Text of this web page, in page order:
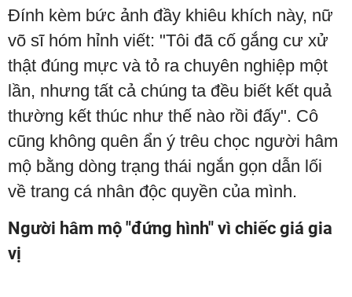
Đính kèm bức ảnh đầy khiêu khích này, nữ
võ sĩ hóm hỉnh viết: "Tôi đã cố gắng cư xử
thật đúng mực và tỏ ra chuyên nghiệp một
lần, nhưng tất cả chúng ta đều biết kết quả
thường kết thúc như thế nào rồi đấy". Cô
cũng không quên ẩn ý trêu chọc người hâm
mộ bằng dòng trạng thái ngắn gọn dẫn lối
về trang cá nhân độc quyền của mình.
Người hâm mộ "đứng hình" vì chiếc giá gia
vị